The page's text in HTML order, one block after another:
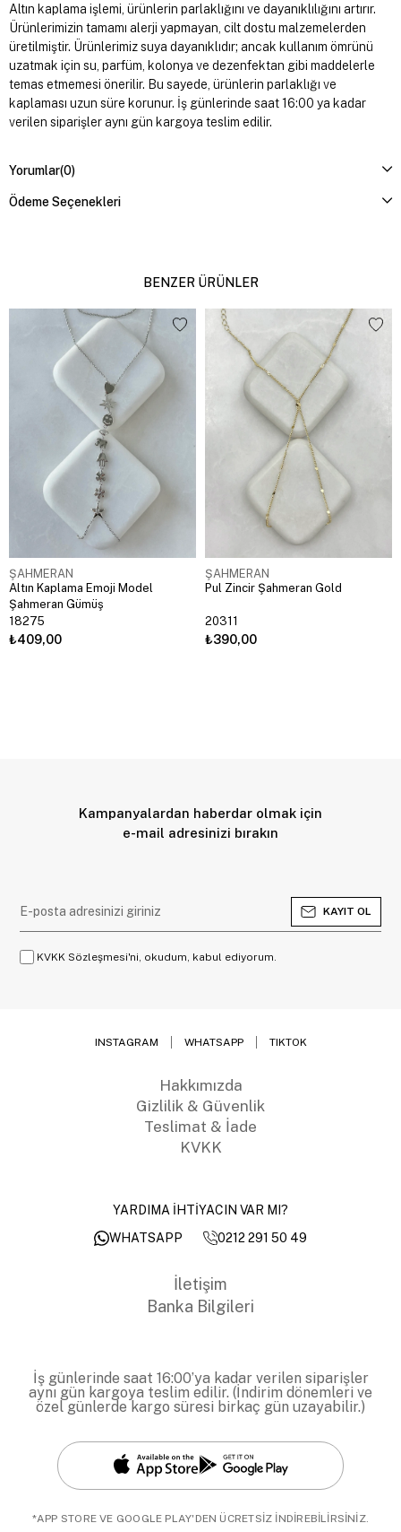
Altın kaplama işlemi, ürünlerin parlaklığını ve dayanıklılığını artırır.
Ürünlerimizin tamamı alerji yapmayan, cilt dostu malzemelerden
üretilmiştir. Ürünlerimiz suya dayanıklıdır; ancak kullanım ömrünü
uzatmak için su, parfüm, kolonya ve dezenfektan gibi maddelerle
temas etmemesi önerilir. Bu sayede, ürünlerin parlaklığı ve
kaplaması uzun süre korunur. İş günlerinde saat 16:00 ya kadar
verilen siparişler aynı gün kargoya teslim edilir.
Yorumlar(0)
Ödeme Seçenekleri
BENZER ÜRÜNLER
ŞAHMERAN
Altın Kaplama Emoji Model
Şahmeran Gümüş
18275
₺409,00
ŞAHMERAN
Pul Zincir Şahmeran Gold
20311
₺390,00
Kampanyalardan haberdar olmak için
e-mail adresinizi bırakın
KAYIT OL
KVKK Sözleşmesi'ni, okudum, kabul ediyorum.
INSTAGRAM WHATSAPP TIKTOK
Hakkımızda
Gizlilik & Güvenlik
Teslimat & İade
KVKK
YARDIMA İHTİYACIN VAR MI?
WHATSAPP
0212 291 50 49
İletişim
Banka Bilgileri
İş günlerinde saat 16:00’ya kadar verilen siparişler
aynı gün kargoya teslim edilir. (İndirim dönemleri ve
özel günlerde kargo süresi birkaç gün uzayabilir.)
*APP STORE VE GOOGLE PLAY'DEN ÜCRETSİZ İNDİREBİLİRSİNİZ.